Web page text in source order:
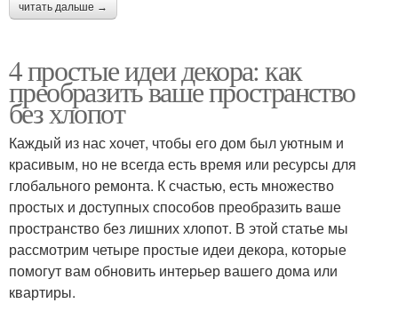
читать дальше →
4 простые идеи декора: как
преобразить ваше пространство
без хлопот
Каждый из нас хочет, чтобы его дом был уютным и
красивым, но не всегда есть время или ресурсы для
глобального ремонта. К счастью, есть множество
простых и доступных способов преобразить ваше
пространство без лишних хлопот. В этой статье мы
рассмотрим четыре простые идеи декора, которые
помогут вам обновить интерьер вашего дома или
квартиры.